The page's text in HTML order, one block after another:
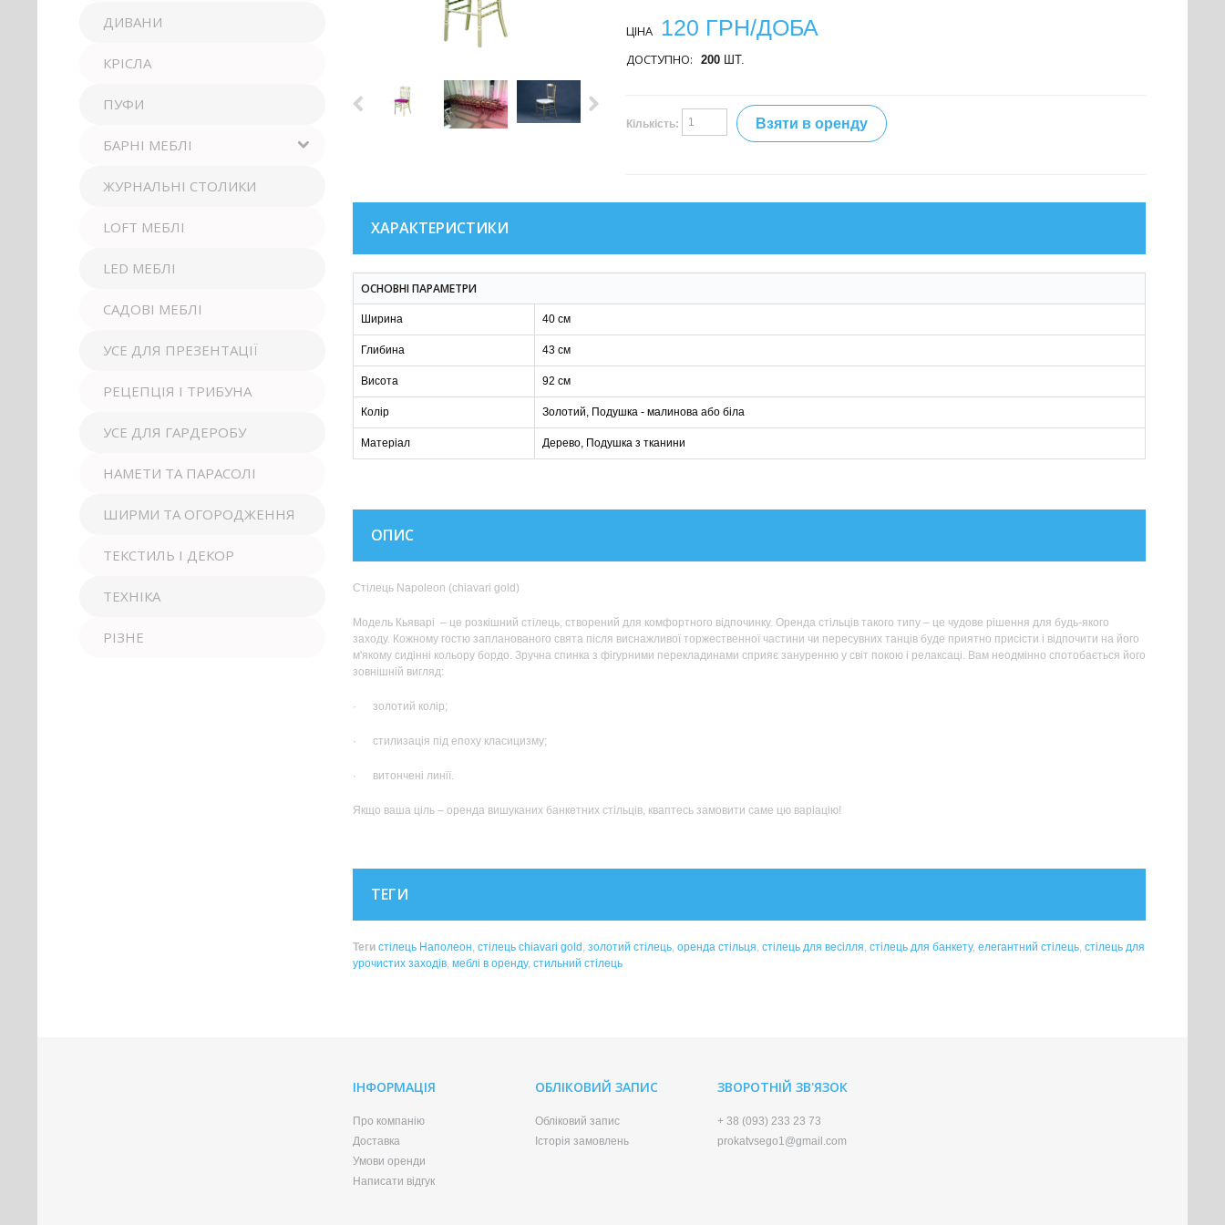
ЦІНА 120 ГРН/ДОБА
ДОСТУПНО: 200ШТ.
Кількість: Взяти в оренду
ХАРАКТЕРИСТИКИ
ОСНОВНІ ПАРАМЕТРИ
Ширина 40 см
Глибина 43 см
Висота 92 см
Колір Золотий, Подушка - малинова або біла
Матеріал Дерево, Подушка з тканини
ОПИС
Стілець Napoleon (chiavari gold)
Модель Кьяварі – це розкішний стілець, створений для комфортного відпочинку. Оренда стільців такого типу – це чудове рішення для будь-якого
заходу. Кожному гостю запланованого свята після виснажливої торжественної частини чи пересувних танців буде приятно присісти і відпочити на його
м'якому сидінні кольору бордо. Зручна спинка з фігурними перекладинами сприяє зануренню у світ покою і релаксаці. Вам неодмінно спотобається його
зовнішній вигляд:
· золотий колір;
· стилизація під епоху класицизму;
· витончені линії.
Якщо ваша ціль – оренда вишуканих банкетних стільців, кваптесь замовити саме цю варіацію!
ТЕГИ
Теги стілець Наполеон, стілець chiavari gold , золотий стілець, оренда стільця, стілець для весілля, стілець для банкету, елегантний стілець, стілець для
урочистих заходів, меблі в оренду, стильний стілець
ДИВАНИ
КРІСЛА
ПУФИ
БАРНІ МЕБЛІ
ЖУРНАЛЬНІ СТОЛИКИ
LOFT МЕБЛІ
LED МЕБЛІ
САДОВІ МЕБЛІ
УСЕ ДЛЯ ПРЕЗЕНТАЦІЇ
РЕЦЕПЦІЯ І ТРИБУНА
УСЕ ДЛЯ ГАРДЕРОБУ
НАМЕТИ ТА ПАРАСОЛІ
ШИРМИ ТА ОГОРОДЖЕННЯ
ТЕКСТИЛЬ І ДЕКОР
ТЕХНІКА
РІЗНЕ
ІНФОРМАЦІЯ
Про компанію
Доставка
Умови оренди
Написати відгук
ОБЛІКОВИЙ ЗАПИС
Обліковий запис
Історія замовлень
ЗВОРОТНІЙ ЗВ'ЯЗОК
+ 38 (093) 233 23 73
prokatvsego1@gmail.com